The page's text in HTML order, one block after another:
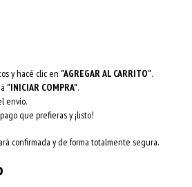
y hacé clic en "AGREGAR AL CARRITO".
"INICIAR COMPRA".
envío.
que prefieras y ¡listo!
confirmada y de forma totalmente segura.